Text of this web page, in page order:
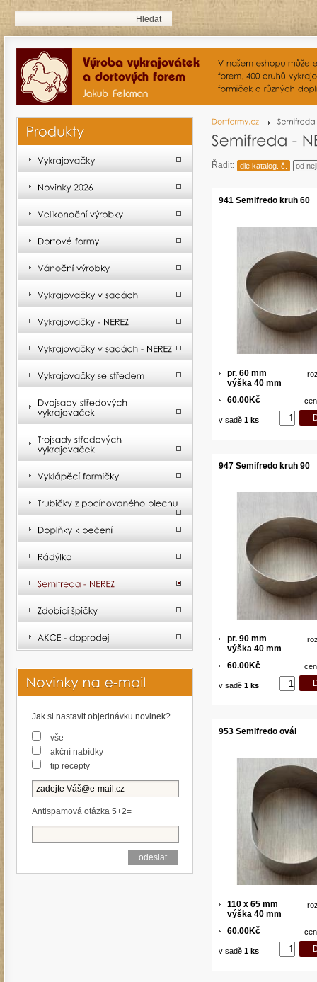
Řadit: dle katalog. č. od
941 Semifredo kruh 60
pr. 60 mm
výška 40 mm
60.00Kč
v sadě 1 ks
947 Semifredo kruh 90
pr. 90 mm
výška 40 mm
60.00Kč
v sadě 1 ks
953 Semifredo ovál
110 x 65 mm
výška 40 mm
60.00Kč
v sadě 1 ks
Jak si nastavit objednávku novinek?
vše
akční nabídky
tip recepty
Antispamová otázka 5+2=